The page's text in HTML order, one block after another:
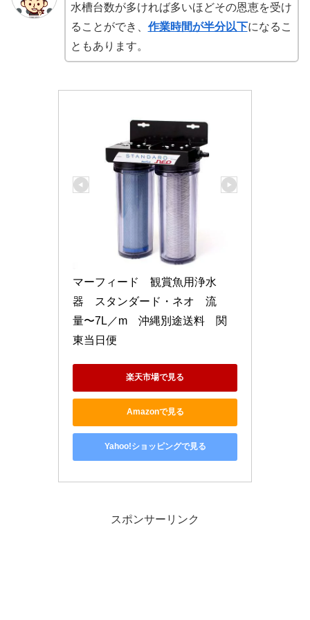
水槽台数が多ければ多いほどその恩恵を受け
ることができ、 作業時間が半分以下になるこ
ともあります。
マーフィード　観賞魚用浄水
器　スタンダード・ネオ　流
量〜7L／m　沖縄別途送料　関
東当日便
楽天市場で見る
Amazonで見る
Yahoo!ショッピングで見る
スポンサーリンク